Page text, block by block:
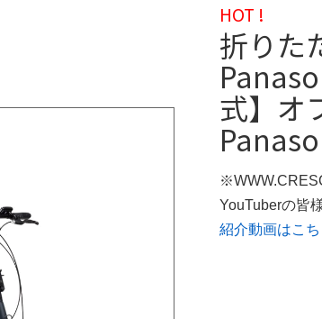
HOT !
折りた
式】オ
YouTuberの皆
紹介動画はこち